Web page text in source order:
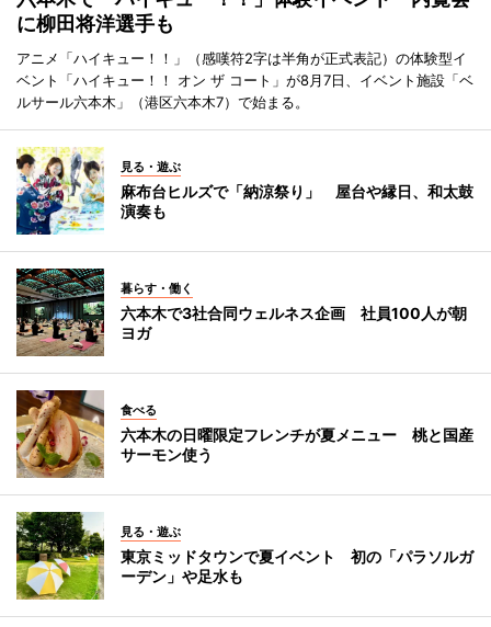
に柳田将洋選手も
アニメ「ハイキュー！！」（感嘆符2字は半角が正式表記）の体験型イ
ベント「ハイキュー！！ オン ザ コート」が8月7日、イベント施設「ベ
ルサール六本木」（港区六本木7）で始まる。
見る・遊ぶ
麻布台ヒルズで「納涼祭り」 屋台や縁日、和太鼓
演奏も
暮らす・働く
六本木で3社合同ウェルネス企画 社員100人が朝
ヨガ
食べる
六本木の日曜限定フレンチが夏メニュー 桃と国産
サーモン使う
見る・遊ぶ
東京ミッドタウンで夏イベント 初の「パラソルガ
ーデン」や足水も